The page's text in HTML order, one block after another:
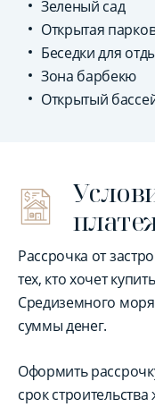
Зеленый сад
Открытая
Беседки для
Зона барбекю
Открытый
Рассрочка от
тех, кто хочет
Средиземного
суммы денег.
Оформить
срок